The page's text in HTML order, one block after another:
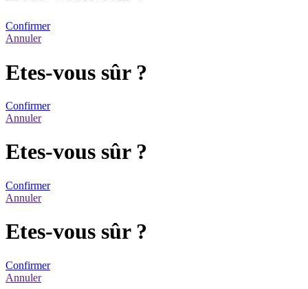
Confirmer
Annuler
Etes-vous sûr ?
Confirmer
Annuler
Etes-vous sûr ?
Confirmer
Annuler
Etes-vous sûr ?
Confirmer
Annuler